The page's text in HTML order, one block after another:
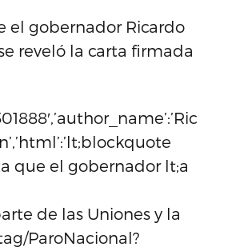
el gobernador Ricardo
reveló la carta firmada
que el gobernador lt;a
de las Uniones y la
ParoNacional?